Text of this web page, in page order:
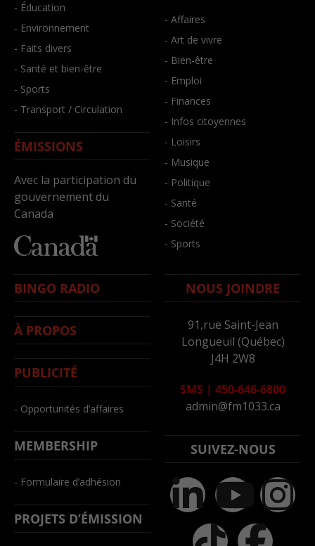
- Éducation
- Environnement
- Faits divers
- Santé et bien-être
- Sports
- Transport / Circulation
ÉMISSIONS
Avec la participation du
gouvernement du
Canada
- Affaires
- Art de vivre
- Bien-être
- Emploi
- Finances
- Infos citoyennes
- Loisirs
- Musique
- Politique
- Santé
- Société
- Sports
BINGO RADIO
À PROPOS
PUBLICITÉ
- Opportunités d’affaires
MEMBERSHIP
- Formulaire d’adhésion
PROJETS D’ÉMISSION
NOUS JOINDRE
91,rue Saint-Jean
Longueuil (Québec)
J4H 2W8
SMS | 450-646-6800
admin@fm1033.ca
SUIVEZ-NOUS